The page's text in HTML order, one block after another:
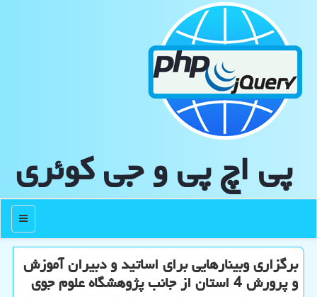
پی اچ پی و جی كوئری
منو
برگزاری وبینارهایی برای اساتید و دبیران آموزش
و پرورش 4 استان از جانب پژوهشگاه علوم جوی